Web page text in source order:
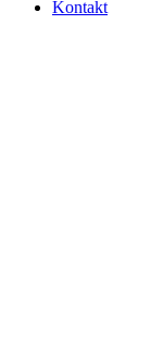
Kontakt